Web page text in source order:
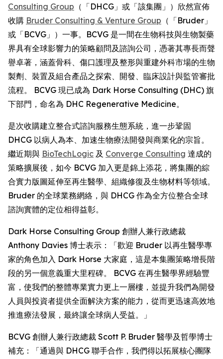
Consulting Group （「DHCG」或「該集團」）欣然宣佈
收購 Bruder Consulting & Venture Group （「Bruder」
或「BCVG」）一事。BCVG 是一間在生物科技與生物製藥
界具有全球影響力的策略顧問及諮詢公司，憑著其專長而聲
譽卓著，涵蓋骨科、傷口護理及整形與重建外科市場的生物
製劑、裝置及組合產品之探索、開發、臨床設計與監管審批
流程。 BCVG 現已成為 Dark Horse Consulting (DHC) 旗
下部門，命名為 DHC Regenerative Medicine。
是次收購建立整合式諮詢服務生態系統，進一步鞏固
DHCG 以病人為本、加速生物療法開發與商業化的宗旨。
繼近期與 BioTechLogic 及 Converge Consulting 達成的
策略擴展後，如今 BCVG 加入更是錦上添花，將集團的綜
合實力版圖延伸至再生醫學、組織修復及生物材料等領域。
Bruder 的全球業務網絡，與 DHCG 作為全方位整合全球
諮詢實體的定位相得益彰。
Dark Horse Consulting Group 創辦人兼行政總裁
Anthony Davies 博士表示：「歡迎 Bruder 以再生醫學專
家的角色加入 Dark Horse 大家庭，這是本集團策略增長階
段的另一個意義重大里程碑。 BCVG 在再生醫學界經驗豐
富，使我們的整體專業實力更上一層樓，並提升我們為開發
人員與投資者提供全面解決方案的能力，從而更迅速高效地
推進療法發展，最終讓全球病人受益。」
BCVG 創辦人兼行政總裁 Scott P. Bruder 醫學及哲學博士
補充：「通過與 DHCG 聯手合作，我們得以拓展核心團隊